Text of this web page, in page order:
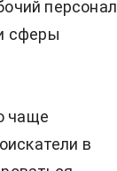
персонал
сферы
чаще
в